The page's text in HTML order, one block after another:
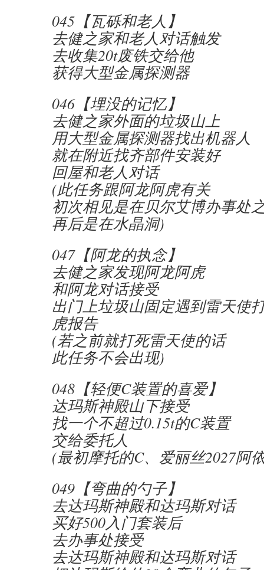
045【瓦砾和老人】
去健之家和老人对话触发
去收集20t废铁交给他
获得大型金属探测器
046【埋没的记忆】
去健之家外面的垃圾山上
用大型金属探测器找出机器人
就在附近找齐部件安装好
回屋和老人对话
(此任务跟阿龙阿虎有关
初次相见是在贝尔艾博办事处
再后是在水晶洞)
047【阿龙的执念】
去健之家发现阿龙阿虎
和阿龙对话接受
出门上垃圾山固定遇到雷天使
虎报告
(若之前就打死雷天使的话
此任务不会出现)
048【轻便C装置的喜爱】
达玛斯神殿山下接受
找一个不超过0.15t的C装置
交给委托人
(最初摩托的C、爱丽丝2027阿
049【弯曲的勺子】
去达玛斯神殿和达玛斯对话
买好500入门套装后
去办事处接受
去达玛斯神殿和达玛斯对话